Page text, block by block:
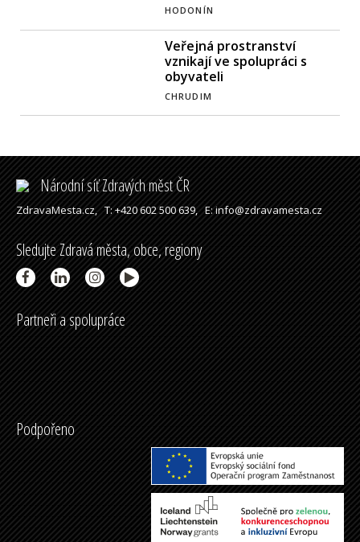
HODONÍN
Veřejná prostranství
vznikají ve spolupráci s
obyvateli
CHRUDIM
Národní síť Zdravých měst ČR
ZdravaMesta.cz,T: +420 602 500 639,E: info@zdravamesta.cz
Sledujte Zdravá města, obce, regiony
Partneři a spolupráce
Podpořeno